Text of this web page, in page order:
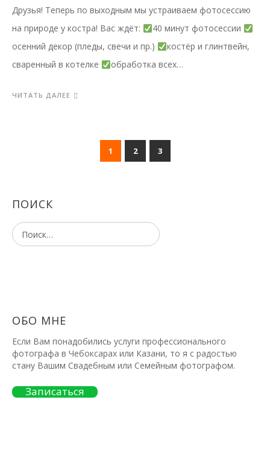
Друзья! Теперь по выходным мы устраиваем фотосессию
на природе у костра! Вас ждёт:
40 минут фотосессии
осенний декор (пледы, свечи и пр.)
костёр и глинтвейн,
сваренный в котелке
обработка всех…
ЧИТАТЬ ДАЛЕЕ
1 2 3
ПОИСК
ОБО МНЕ
Если Вам понадобились услуги профессионального
фотографа в Чебоксарах или Казани, то я с радостью
стану Вашим Свадебным или Семейным фотографом.
Записаться